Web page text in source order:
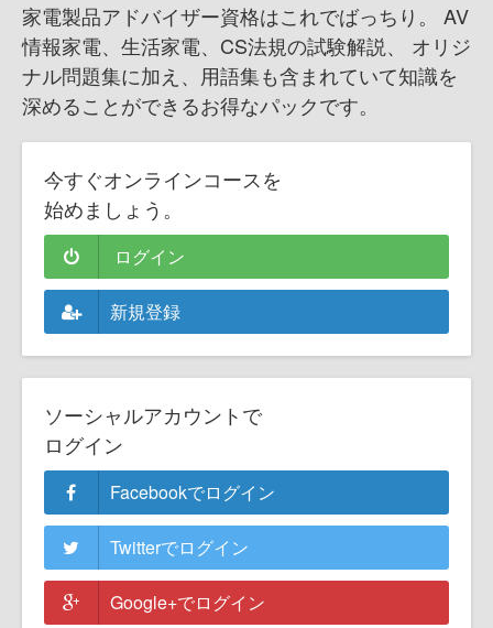
家電製品アドバイザー資格はこれでばっちり。 AV
情報家電、生活家電、CS法規の試験解説、 オリジ
ナル問題集に加え、用語集も含まれていて知識を
深めることができるお得なパックです。
今すぐオンラインコースを
始めましょう。
ログイン
新規登録
ソーシャルアカウントで
ログイン
Facebookでログイン
Twitterでログイン
Google+でログイン